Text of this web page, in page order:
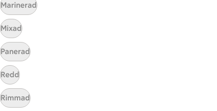
Utvalda leverantörer
Annonsera
Jobba på ICA
Hållbarhet
ICA Stiftelsen
En god morgondag
Marinerad
Mixad
Panerad
Redd
Rimmad